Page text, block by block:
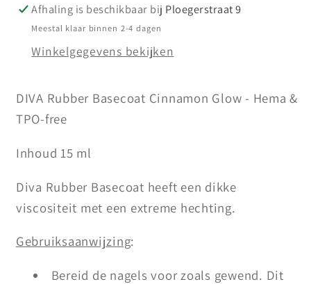
ml
ml
Afhaling is beschikbaar bij Ploegerstraat 9
Meestal klaar binnen 2-4 dagen
Winkelgegevens bekijken
DIVA Rubber Basecoat Cinnamon Glow - Hema &
TPO-free
Inhoud 15 ml
Diva Rubber Basecoat heeft een dikke
viscositeit met een extreme hechting.
Gebruiksaanwijzing:
Bereid de nagels voor zoals gewend. Dit